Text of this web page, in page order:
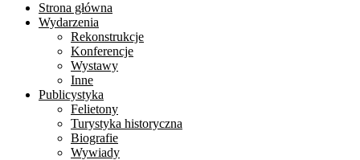
Strona główna
Wydarzenia
Rekonstrukcje
Konferencje
Wystawy
Inne
Publicystyka
Felietony
Turystyka historyczna
Biografie
Wywiady